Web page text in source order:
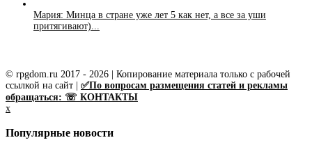
Мария: Минца в стране уже лет 5 как нет, а все за уши
притягивают)...
© rpgdom.ru 2017 - 2026 | Копирование материала только с рабочей
ссылкой на сайт | ✅По вопросам размещения статей и рекламы
обращаться: ☏ КОНТАКТЫ
x
Популярные новости